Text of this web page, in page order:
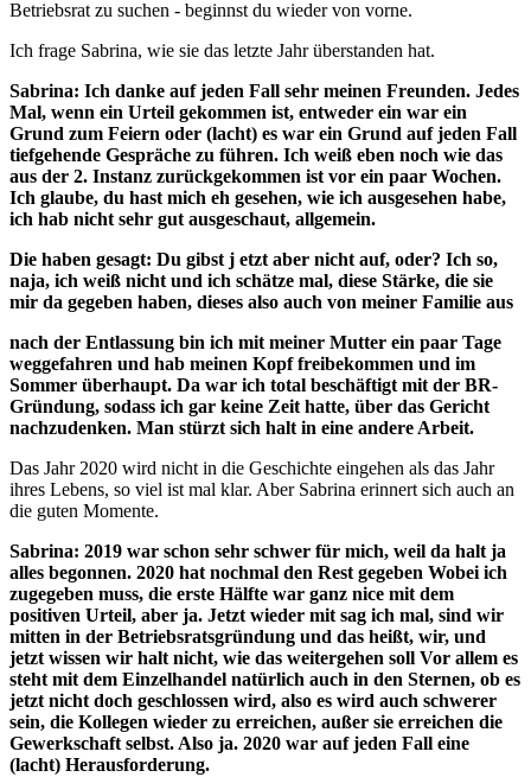
Betriebsrat zu suchen - beginnst du wieder von vorne.
Ich frage Sabrina, wie sie das letzte Jahr überstanden hat.
Sabrina: Ich danke auf jeden Fall sehr meinen Freunden. Jedes
Mal, wenn ein Urteil gekommen ist, entweder ein war ein
Grund zum Feiern oder (lacht) es war ein Grund auf jeden Fall
tiefgehende Gespräche zu führen. Ich weiß eben noch wie das
aus der 2. Instanz zurückgekommen ist vor ein paar Wochen.
Ich glaube, du hast mich eh gesehen, wie ich ausgesehen habe,
ich hab nicht sehr gut ausgeschaut, allgemein.
Die haben gesagt: Du gibst j etzt aber nicht auf, oder? Ich so,
naja, ich weiß nicht und ich schätze mal, diese Stärke, die sie
mir da gegeben haben, dieses also auch von meiner Familie aus
nach der Entlassung bin ich mit meiner Mutter ein paar Tage
weggefahren und hab meinen Kopf freibekommen und im
Sommer überhaupt. Da war ich total beschäftigt mit der BR-
Gründung, sodass ich gar keine Zeit hatte, über das Gericht
nachzudenken. Man stürzt sich halt in eine andere Arbeit.
Das Jahr 2020 wird nicht in die Geschichte eingehen als das Jahr
ihres Lebens, so viel ist mal klar. Aber Sabrina erinnert sich auch an
die guten Momente.
Sabrina: 2019 war schon sehr schwer für mich, weil da halt ja
alles begonnen. 2020 hat nochmal den Rest gegeben Wobei ich
zugegeben muss, die erste Hälfte war ganz nice mit dem
positiven Urteil, aber ja. Jetzt wieder mit sag ich mal, sind wir
mitten in der Betriebsratsgründung und das heißt, wir, und
jetzt wissen wir halt nicht, wie das weitergehen soll Vor allem es
steht mit dem Einzelhandel natürlich auch in den Sternen, ob es
jetzt nicht doch geschlossen wird, also es wird auch schwerer
sein, die Kollegen wieder zu erreichen, außer sie erreichen die
Gewerkschaft selbst. Also ja. 2020 war auf jeden Fall eine
(lacht) Herausforderung.